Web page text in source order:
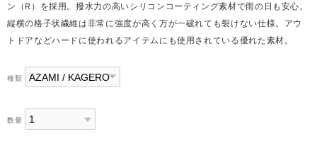
ン（R）を採用。撥水力の高いシリコンコーティング素材で雨の日も安心。
縦横の格子状繊維は非常に強度が高く万が一破れても裂けない仕様。アウ
トドアなどハードに使われるアイテムにも使用されている優れた素材。
種類
数量